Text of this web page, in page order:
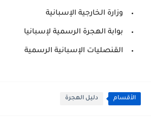
وزارة الخارجية الإسبانية
بوابة الهجرة الرسمية لإسبانيا
القنصليات الإسبانية الرسمية
الأقسام دليل الهجرة